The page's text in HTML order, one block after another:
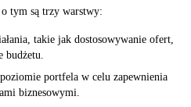
tym są trzy warstwy:
takie jak dostosowywanie ofert,
portfela w celu zapewnienia
biznesowymi.